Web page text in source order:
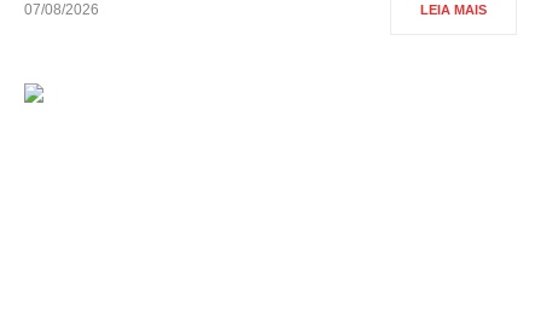
07/08/2026 LEIA MAIS